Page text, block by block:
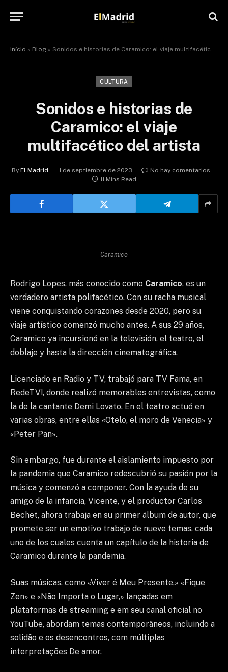
Início » Blog » Sonidos e historias de Caramico: el viaje multifacético del artista
CULTURA
Sonidos e historias de
Caramico: el viaje
multifacético del artista
By El Madrid 1 de septiembre de 2023
No hay comentarios
11 Mins Read
Caramico
Rodrigo Lopes, más conocido como Caramico, es un
verdadero artista polifacético. Con su racha musical
viene conquistando corazones desde 2020, pero su
viaje artístico comenzó mucho antes. A sus 29 años,
Caramico ya incursionó en la televisión, el teatro, el
doblaje y hasta la dirección cinematográfica.
Licenciado en Radio y TV, trabajó para TV Fama, en
RedeTV!, donde realizó memorables entrevistas, como
la de la cantante Demi Lovato. En el teatro actuó en
varias obras, entre ellas «Otelo, el moro de Venecia» y
«Peter Pan».
Sin embargo, fue durante el aislamiento impuesto por
la pandemia que Caramico redescubrió su pasión por la
música y comenzó a componer. Con la ayuda de su
amigo de la infancia, Vicente, y el productor Carlos
Bechet, ahora trabaja en su primer álbum de autor, que
promete ser un emotivo trabajo de nueve temas, cada
uno de los cuales cuenta un capítulo de la historia de
Caramico durante la pandemia.
Suas músicas, como «Viver é Meu Presente,» «Fique
Zen» e «Não Importa o Lugar,» lançadas em
plataformas de streaming e em seu canal oficial no
YouTube, abordam temas contemporâneos, incluindo a
solidão e os desencontros, com múltiplas
interpretações De amor.